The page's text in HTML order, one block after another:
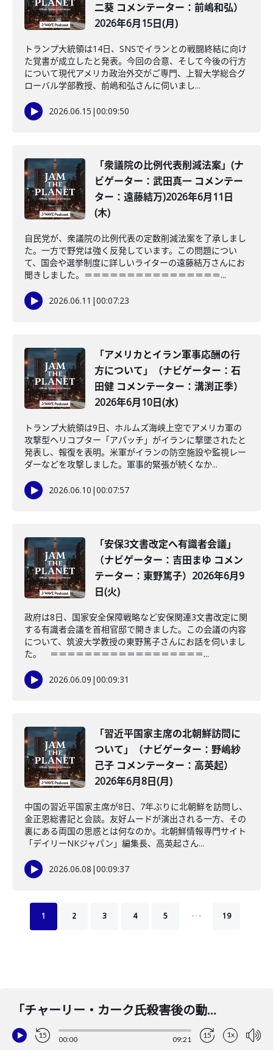
二葵 コメンテーター：前嶋和弘）
2026年6月15日(月)
トランプ大統領は14日、SNSでイランとの戦闘終結に向け
た覚書が成立したと発表。今回の合意、そして今後の行方
について現代アメリカ政治外交がご専門、上智大学総合グ
ローバル学部教授、前嶋和弘さんに伺いまし...
2026.06.15 |00:09:50
「衆議院の比例代表削減法案」(ナ
ビゲーター：武田真一 コメンテー
ター：遠藤結万)2026年6月11日
(木)
自民党が、衆議院の比例代表の定数削減法案を了承しまし
た。一方で野党は強く反発しています。この問題につい
て、国会や選挙制度に詳しいライターの遠藤結万さんにお
聞きしました。＝＝＝＝＝＝＝＝＝＝＝＝＝＝＝＝...
2026.06.11 |00:07:23
「アメリカとイラン軍事応酬の行
方について」（ナビゲーター：石
田健 コメンテーター：溝渕正季）
2026年6月10日(水)
トランプ大統領は9日、ホルムズ海峡上空でアメリカ軍の
攻撃型ヘリコプター「アパッチ」がイランに撃墜されたと
発表し、報復を表明。米軍がイランの防空施設や監視レー
ダーなどを攻撃しました。軍事的緊張が続くなか...
2026.06.10 |00:07:57
「安保3文書改定へ有識者会議」
（ナビゲーター：吉田まゆ コメン
テーター：東野篤子）2026年6月9
日(火)
政府は8日、国家安全保障戦略など安保関連3文書改定に関
する有識者会議を首相官邸で開きました。この会議の内容
について、筑波大学教授の東野篤子さんにお話を伺いまし
た。 ＝＝＝＝＝＝＝＝＝＝＝＝＝＝＝＝＝＝...
2026.06.09 |00:09:31
「習近平国家主席の北朝鮮訪問に
ついて」（ナビゲーター：野嶋紗
己子 コメンテーター：高英起）
2026年6月8日(月)
中国の習近平国家主席が8日、7年ぶりに北朝鮮を訪問し、
金正恩総書記と会談。友好ムードが演出される一方、その
裏にある両国の思惑とは何なのか。北朝鮮情報専門サイト
「デイリーNKジャパン」編集長、高英起さん...
2026.06.08 |00:09:37
1 2 3 4 5 … 19
「チャーリー・カーク氏殺害後の動揺」(ナビゲーター：石田健 コメンテーター：三牧聖子)2025年9月18日(木)
15 00:00 09:21 15 1x